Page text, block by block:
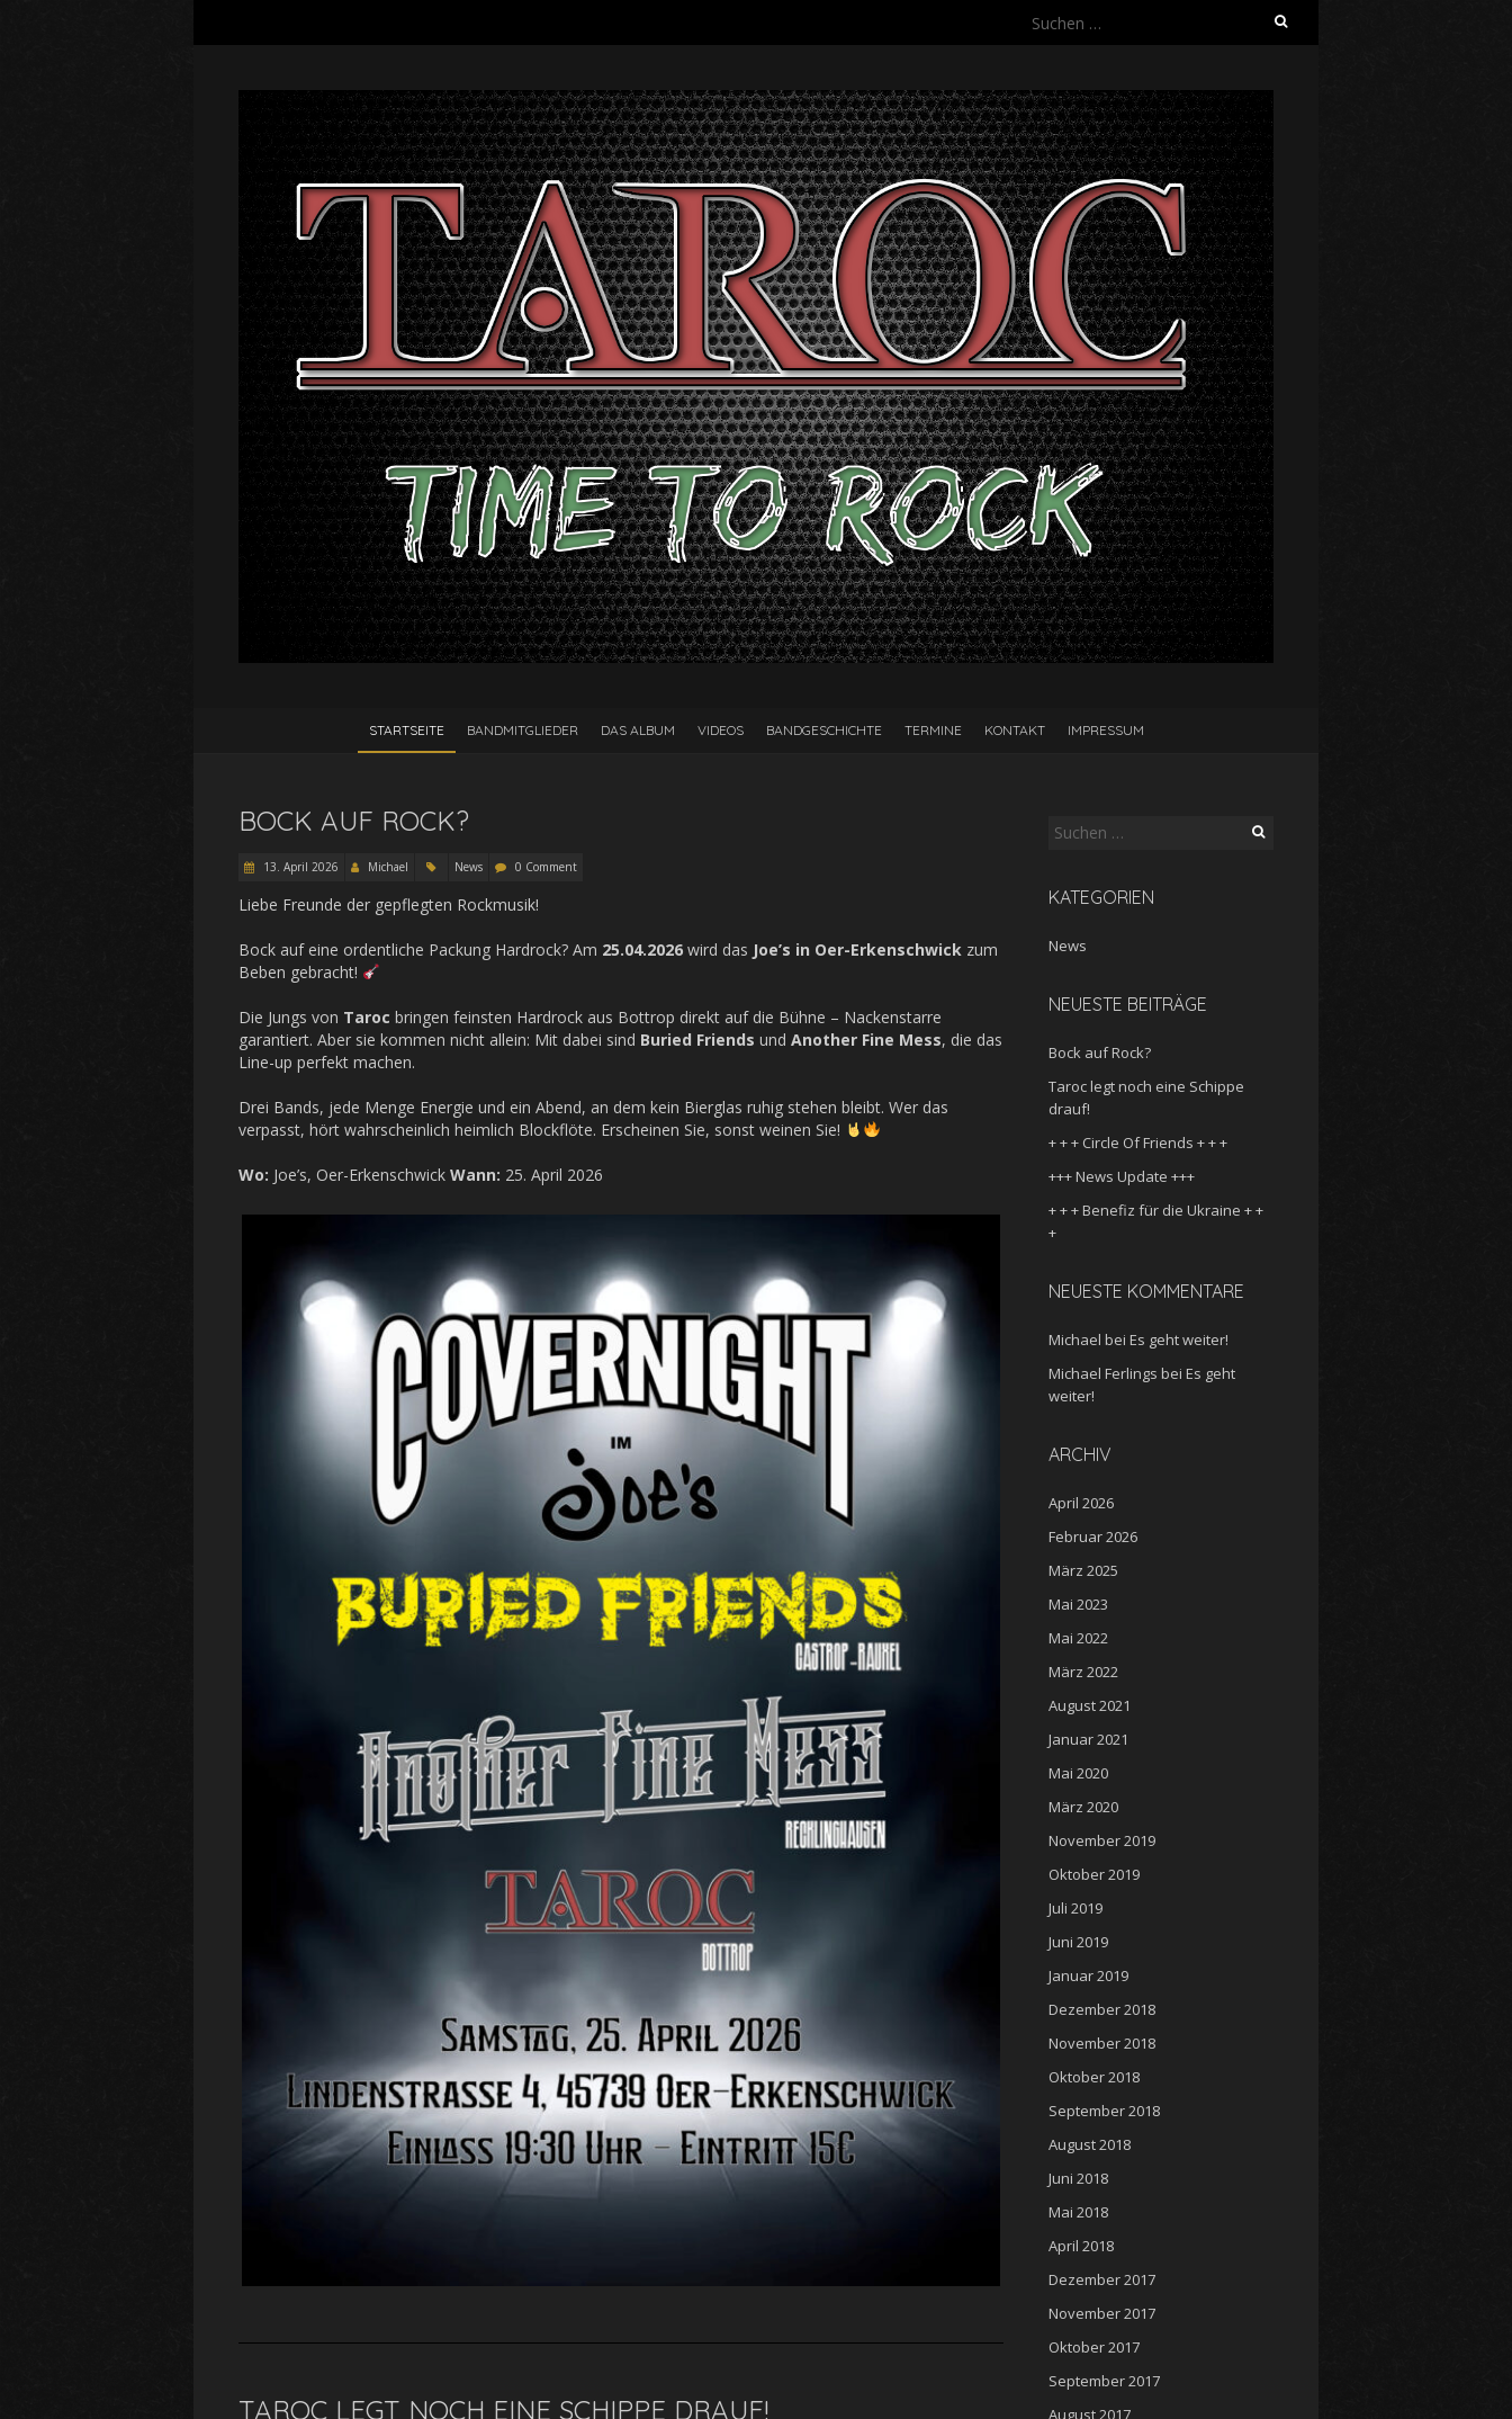
Suche
STARTSEITE BANDMITGLIEDER DAS ALBUM VIDEOS BANDGESCHICHTE TERMINE KONTAKT IMPRESSUM
BOCK AUF ROCK?
13. April 2026 Michael News 0 Comment
Liebe Freunde der gepflegten Rockmusik!
Bock auf eine ordentliche Packung Hardrock? Am 25.04.2026 wird das Joe’s in Oer-Erkenschwick zum
Beben gebracht!
Die Jungs von Taroc bringen feinsten Hardrock aus Bottrop direkt auf die Bühne – Nackenstarre
garantiert. Aber sie kommen nicht allein: Mit dabei sind Buried Friends und Another Fine Mess, die das
Line-up perfekt machen.
Drei Bands, jede Menge Energie und ein Abend, an dem kein Bierglas ruhig stehen bleibt. Wer das
verpasst, hört wahrscheinlich heimlich Blockflöte. Erscheinen Sie, sonst weinen Sie!
Wo: Joe’s, Oer-Erkenschwick Wann: 25. April 2026
TAROC LEGT NOCH EINE SCHIPPE DRAUF!
Suche
KATEGORIEN
News
NEUESTE BEITRÄGE
Bock auf Rock?
Taroc legt noch eine Schippe
drauf!
+ + + Circle Of Friends + + +
+++ News Update +++
+ + + Benefiz für die Ukraine + +
+
NEUESTE KOMMENTARE
Michael bei Es geht weiter!
Michael Ferlings bei Es geht
weiter!
ARCHIV
April 2026
Februar 2026
März 2025
Mai 2023
Mai 2022
März 2022
August 2021
Januar 2021
Mai 2020
März 2020
November 2019
Oktober 2019
Juli 2019
Juni 2019
Januar 2019
Dezember 2018
November 2018
Oktober 2018
September 2018
August 2018
Juni 2018
Mai 2018
April 2018
Dezember 2017
November 2017
Oktober 2017
September 2017
August 2017